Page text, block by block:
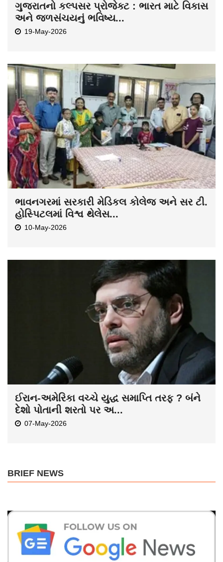
ગુજરાતનો કલ્પસર પ્રોજેક્ટ : ભારત માટે વિકાસ
અને જળસંચયનું ભવિષ્ય...
19-May-2026
ભાવનગરમાં સરકારી મેડિકલ કોલેજ અને સર ટી.
હોસ્પિટલમાં વિશ્વ થેલેસ...
10-May-2026
ઈરાન-અમેરિકા વચ્ચે યુદ્ધ સમાપ્તિ તરફ ? બંને
દેશો પોતાની શરતો પર અ...
07-May-2026
BRIEF NEWS